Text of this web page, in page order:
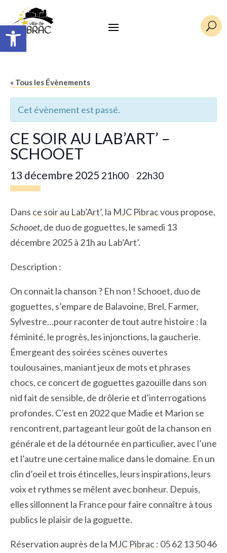
Ouvrir la barre d’outils U
« Tous les Évènements
Cet évènement est passé.
CE SOIR AU LAB’ART’ –
SCHOOET
13 décembre 2025 21h00 – 22h30
Dans ce soir au Lab’Art’, la MJC Pibracvous propose,
Schooet, de duo de goguettes, le samedi 13
décembre 2025 à 21h au Lab’Art’.
Description :
On connait la chanson ? Eh non ! Schooet, duo de
goguettes, s’empare de Balavoine, Brel, Farmer,
Sylvestre…pour raconter de tout autre histoire : la
féminité, le progrès, les injonctions, la gaucherie.
Émergeant des soirées scènes ouvertes
toulousaines, maniant jeux de mots et phrases
chocs, ce concert de goguettes gazouille dans son
nid fait de sensible, de drôlerie et d’interrogations
profondes. C’est en 2022 que Madie et Marion se
rencontrent, partageant leur goût de la chanson en
générale et de la détournée en particulier, avec l’une
et l’autre une certaine malice dans le domaine. En un
clin d’oeil et trois étincelles, leurs inspirations, leurs
voix et rythmes se mêlent avec bonheur. Depuis,
elles sillonnent la France pour faire connaître à tous
publics le plaisir de la goguette.
Réservation auprès de la MJC Pibrac: 05 62 13 50 46